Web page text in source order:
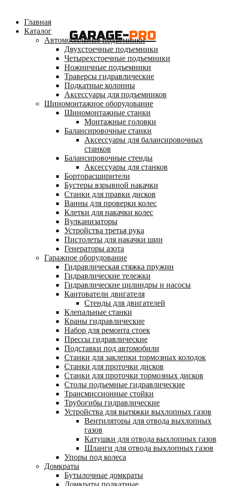
GARAGE-PRO
Главная
Каталог
Автомобильные подъемники
Двухстоечные подъемники
Четырехстоечные подъемники
Ножничные подъемники
Траверсы гидравлические
Подкатные колонны
Аксессуары для подъемников
Шиномонтажное оборудование
Шиномонтажные станки
Монтажные головки
Балансировочные станки
Аксессуары для балансировочных
станков
Балансировочные стенды
Аксессуары для станков
Борторасширители
Бустеры взрывной накачки
Станки для правки дисков
Ванны для проверки колес
Клетки для накачки колес
Вулканизаторы
Устройства третья рука
Пистолеты для накачки шин
Генераторы азота
Гаражное оборудование
Гидравлическая стяжка пружин
Гидравлические тележки
Гидравлические цилиндры и насосы
Кантователи двигателя
Стенды для двигателей
Клепальные станки
Краны гидравлические
Набор для ремонта стоек
Прессы гидравлические
Подставки под автомобили
Станки для заклепки тормозных колодок
Станки для проточки дисков
Станки для проточки тормозных дисков
Столы подъемные гидравлические
Трансмиссионные стойки
Трубогибы гидравлические
Устройства для вытяжки выхлопных газов
Вентиляторы для отвода выхлопных
газов
Катушки для отвода выхлопных газов
Шланги для отвода выхлопных газов
Упоры под колеса
Домкраты
Бутылочные домкраты
Домкраты подкатные